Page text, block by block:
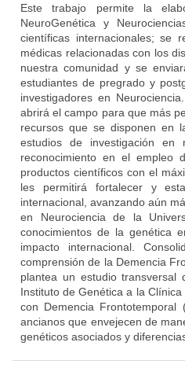
Este trabajo permite la
NeuroGenética y
científicas internacionales; se
médicas relacionadas con los
nuestra comunidad y se
estudiantes de pregrado y
investigadores en
abrirá el campo para que más
recursos que se disponen en
estudios de investigación en
reconocimiento en el empleo
productos científicos con el
les permitirá fortalecer y
internacional, avanzando aún
en Neurociencia de la
conocimientos de la genética
impacto internacional.
comprensión de la Demencia
plantea un estudio
Instituto de Genética a la
con Demencia
ancianos que envejecen de
genéticos asociados y